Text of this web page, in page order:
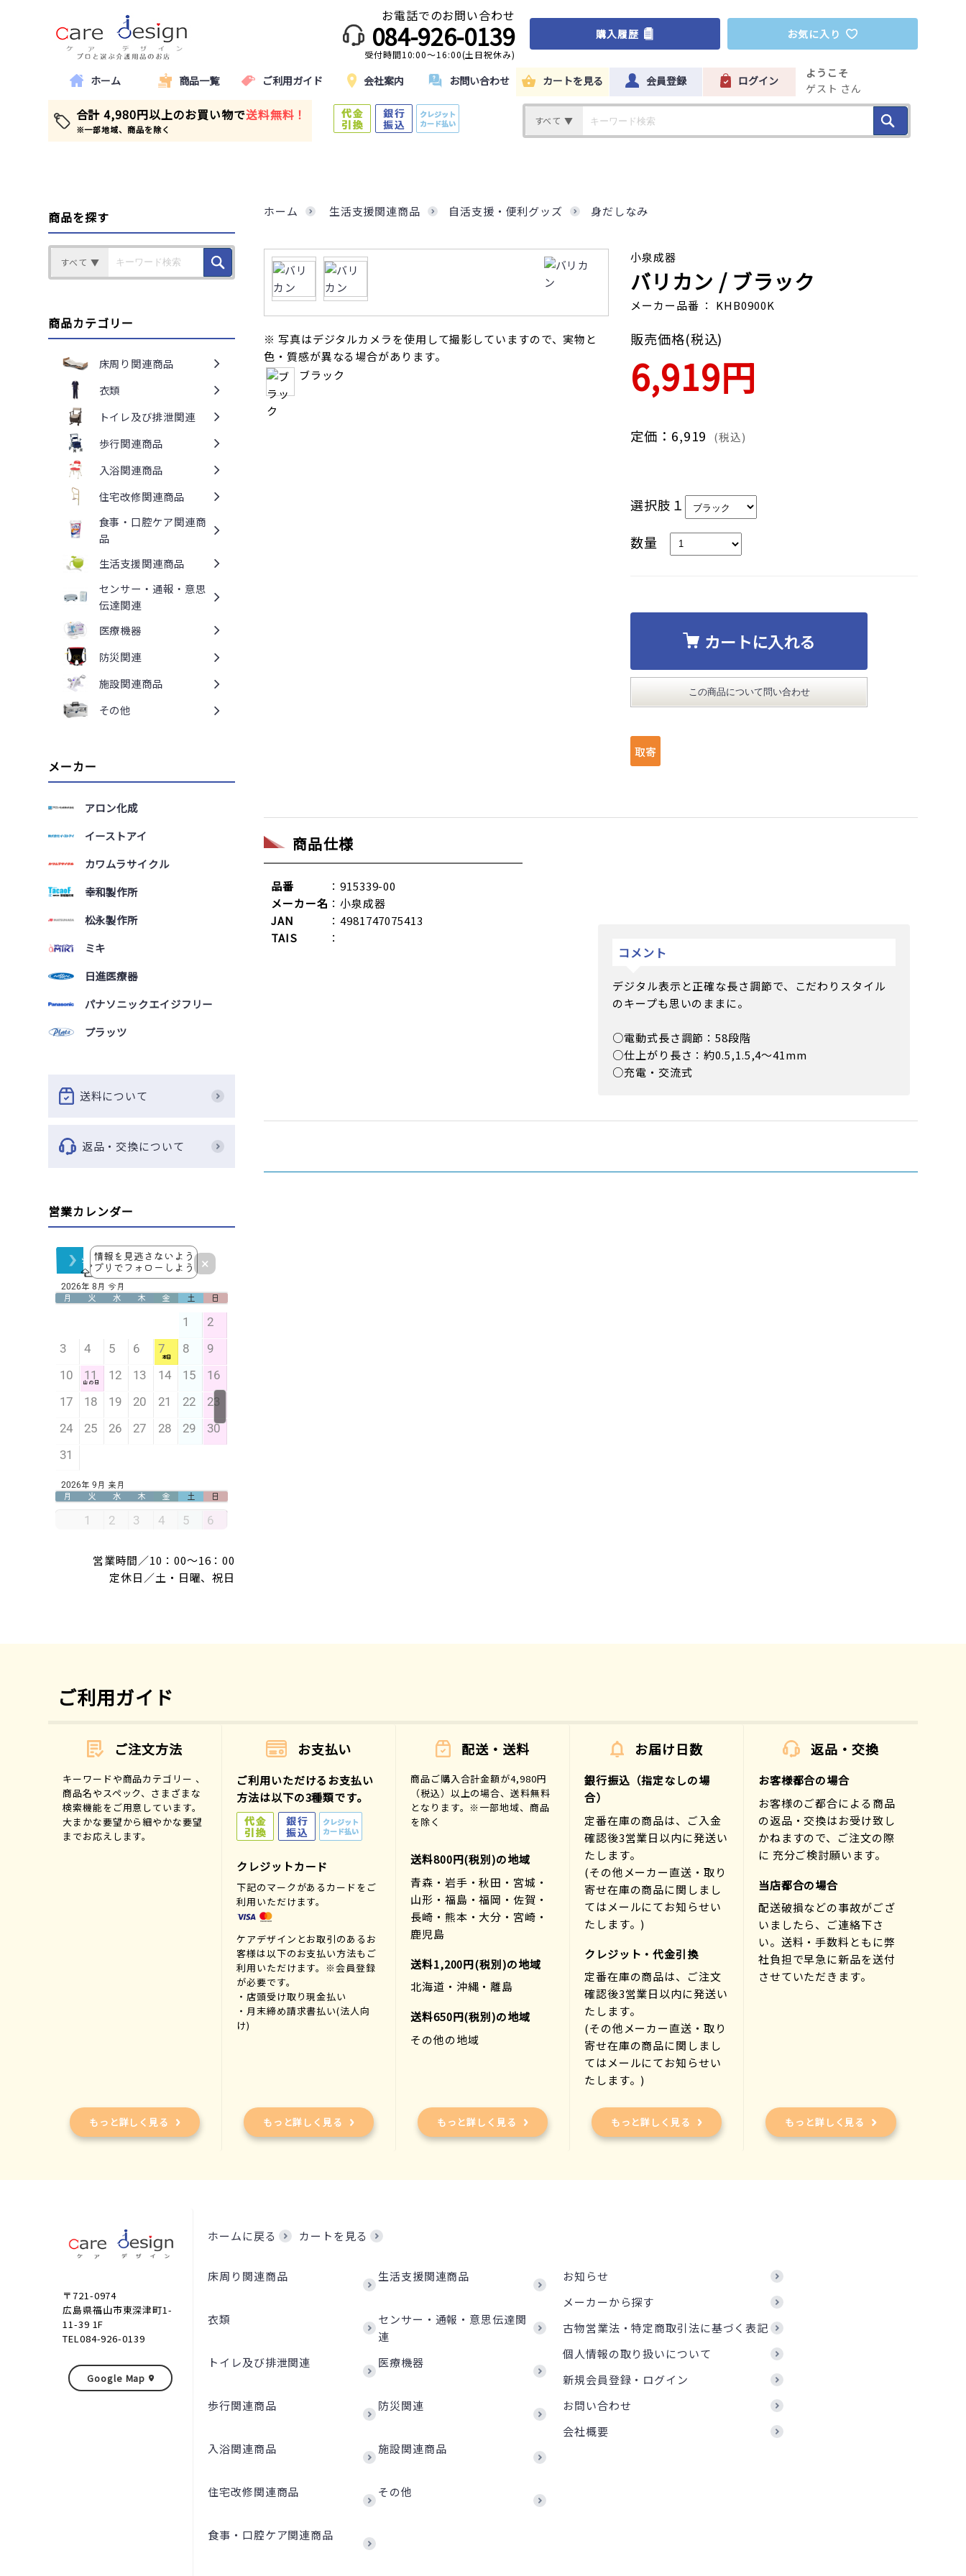
お電話でのお問い合わせ
084-926-0139
受付時間10:00～16:00(土日祝休み)
購入履歴 お気に入り
ホーム 商品一覧 ご利用ガイド 会社案内 お問い合わせ カートを見る 会員登録 ログイン
ようこそ
ゲスト さん
合計 4,980円以上のお買い物で送料無料！
※一部地域、商品を除く
すべて ▼
ホーム 生活支援関連商品 自活支援・便利グッズ 身だしなみ
※ 写真はデジタルカメラを使用して撮影していますので、実物と
色・質感が異なる場合があります。
ブラック
小泉成器
バリカン / ブラック
メーカー品番 ： KHB0900K
販売価格(税込)
6,919円
定価：6,919 (税込)
選択肢１
数量
カートに入れる
この商品について問い合わせ
商品仕様
品番
：915339-00
メーカー名 ：小泉成器
JAN
：4981747075413
TAIS
：
コメント
デジタル表示と正確な長さ調節で、こだわりスタイル
のキープも思いのままに。
○電動式長さ調節：58段階
○仕上がり長さ：約0.5,1.5,4〜41mm
○充電・交流式
商品を探す
すべて ▼
商品カテゴリー
床周り関連商品
衣類
トイレ及び排泄関連
歩行関連商品
入浴関連商品
住宅改修関連商品
食事・口腔ケア関連商
品
生活支援関連商品
センサー・通報・意思
伝達関連
医療機器
防災関連
施設関連商品
その他
メーカー
アロン化成
イーストアイ
カワムラサイクル
幸和製作所
松永製作所
ミキ
日進医療器
パナソニックエイジフリー
プラッツ
送料について
返品・交換について
営業カレンダー
営業時間／10：00～16：00
定休日／土・日曜、祝日
ご利用ガイド
ご注文方法
キーワードや商品カテゴリー 、
商品名やスペック、さまざまな
検索機能をご用意しています。
大まかな要望から細やかな要望
までお応えします。
もっと詳しく見る
お支払い
ご利用いただけるお支払い
方法は以下の3種類です。
クレジットカード
下記のマークがあるカードをご
利用いただけます。
ケアデザインとお取引のあるお
客様は以下のお支払い方法もご
利用いただけます。※会員登録
が必要です。
・店頭受け取り現金払い
・月末締め請求書払い(法人向
け)
もっと詳しく見る
配送・送料
商品ご購入合計金額が4,980円
（税込）以上の場合、送料無料
となります。※一部地域、商品
を除く
送料800円(税別)の地域
青森・岩手・秋田・宮城・
山形・福島・福岡・佐賀・
長崎・熊本・大分・宮崎・
鹿児島
送料1,200円(税別)の地域
北海道・沖縄・離島
送料650円(税別)の地域
その他の地域
もっと詳しく見る
お届け日数
銀行振込（指定なしの場
合）
定番在庫の商品は、ご入金
確認後3営業日以内に発送い
たします。
(その他メーカー直送・取り
寄せ在庫の商品に関しまし
てはメールにてお知らせい
たします。)
クレジット・代金引換
定番在庫の商品は、ご注文
確認後3営業日以内に発送い
たします。
(その他メーカー直送・取り
寄せ在庫の商品に関しまし
てはメールにてお知らせい
たします。)
もっと詳しく見る
返品・交換
お客様都合の場合
お客様のご都合による商品
の返品・交換はお受け致し
かねますので、ご注文の際
に 充分ご検討願います。
当店都合の場合
配送破損などの事故がござ
いましたら、ご連絡下さ
い。送料・手数料ともに弊
社負担で早急に新品を送付
させていただきます。
もっと詳しく見る
〒721-0974
広島県福山市東深津町1-
11-39 1F
TEL084-926-0139
Google Map
ホームに戻る カートを見る
床周り関連商品
衣類
トイレ及び排泄関連
歩行関連商品
入浴関連商品
住宅改修関連商品
食事・口腔ケア関連商品
生活支援関連商品
センサー・通報・意思伝達関
連
医療機器
防災関連
施設関連商品
その他
お知らせ
メーカーから探す
古物営業法・特定商取引法に基づく表記
個人情報の取り扱いについて
新規会員登録・ログイン
お問い合わせ
会社概要